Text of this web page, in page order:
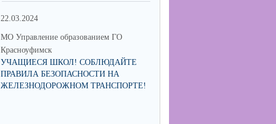
22.03.2024
МО Управление образованием ГО
Красноуфимск
УЧАЩИЕСЯ ШКОЛ! СОБЛЮДАЙТЕ
ПРАВИЛА БЕЗОПАСНОСТИ НА
ЖЕЛЕЗНОДОРОЖНОМ ТРАНСПОРТЕ!